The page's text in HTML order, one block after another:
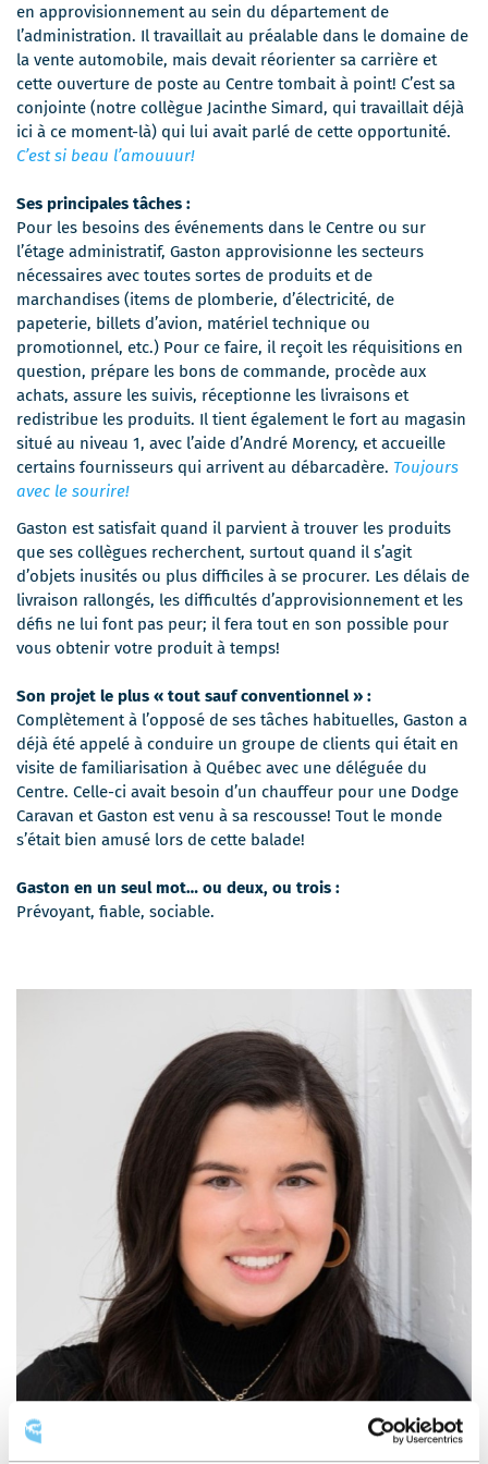
en approvisionnement au sein du département de
l’administration. Il travaillait au préalable dans le domaine de
la vente automobile, mais devait réorienter sa carrière et
cette ouverture de poste au Centre tombait à point! C’est sa
conjointe (notre collègue Jacinthe Simard, qui travaillait déjà
ici à ce moment-là) qui lui avait parlé de cette opportunité.
C’est si beau l’amouuur!
Ses principales tâches :
Pour les besoins des événements dans le Centre ou sur
l’étage administratif, Gaston approvisionne les secteurs
nécessaires avec toutes sortes de produits et de
marchandises (items de plomberie, d’électricité, de
papeterie, billets d’avion, matériel technique ou
promotionnel, etc.) Pour ce faire, il reçoit les réquisitions en
question, prépare les bons de commande, procède aux
achats, assure les suivis, réceptionne les livraisons et
redistribue les produits. Il tient également le fort au magasin
situé au niveau 1, avec l’aide d’André Morency, et accueille
certains fournisseurs qui arrivent au débarcadère. Toujours
avec le sourire!
Gaston est satisfait quand il parvient à trouver les produits
que ses collègues recherchent, surtout quand il s’agit
d’objets inusités ou plus difficiles à se procurer. Les délais de
livraison rallongés, les difficultés d’approvisionnement et les
défis ne lui font pas peur; il fera tout en son possible pour
vous obtenir votre produit à temps!
Son projet le plus « tout sauf conventionnel » :
Complètement à l’opposé de ses tâches habituelles, Gaston a
déjà été appelé à conduire un groupe de clients qui était en
visite de familiarisation à Québec avec une déléguée du
Centre. Celle-ci avait besoin d’un chauffeur pour une Dodge
Caravan et Gaston est venu à sa rescousse! Tout le monde
s’était bien amusé lors de cette balade!
Gaston en un seul mot… ou deux, ou trois :
Prévoyant, fiable, sociable.